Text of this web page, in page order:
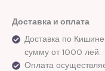
Доставка и оплата
Доставка по
сумму от 1000 лей.
Оплата